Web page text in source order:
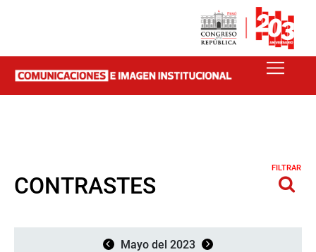
CONTRASTES
FILTRAR
Mayo del 2023